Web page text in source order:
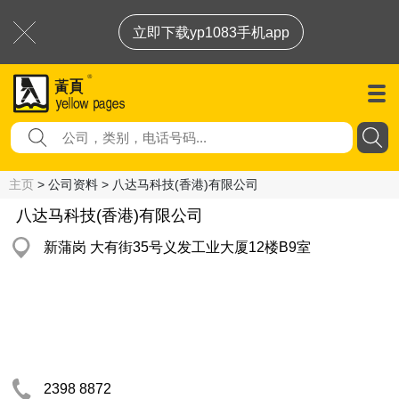
立即下载yp1083手机app
主页 > 公司资料 > 八达马科技(香港)有限公司
八达马科技(香港)有限公司
新蒲岗 大有街35号义发工业大厦12楼B9室
2398 8872